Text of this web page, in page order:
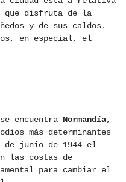
que disfruta de la
y de sus caldos.
en especial, el
encuentra Normandía,
más determinantes
junio de 1944 el
las costas de
para cambiar el